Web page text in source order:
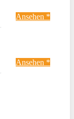
Ansehen *
Ansehen *